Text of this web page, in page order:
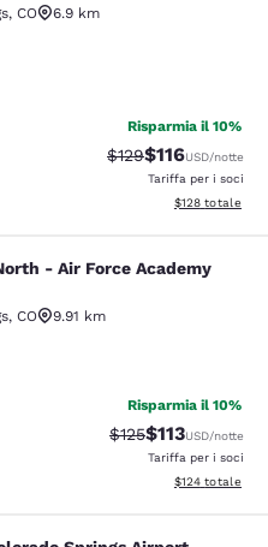
, CO
6.9 km
stelle. Buono. 2143 recensioni
Risparmia il 10%
Tariffa di
$129Tariffa
$116USD/notte
Tariffa per i soci
Visualizza i
$128 totale
- Air Force
- Air Force Academy
, CO
9.91 km
stelle. Buono. 1710 recensioni
Risparmia il 10%
Tariffa di
$125Tariffa
$113USD/notte
Tariffa per i soci
Visualizza i
$124 totale